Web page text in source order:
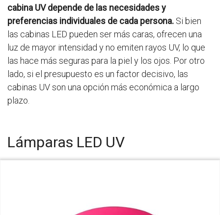
cabina UV depende de las necesidades y
preferencias individuales de cada persona. Si bien
las cabinas LED pueden ser más caras, ofrecen una
luz de mayor intensidad y no emiten rayos UV, lo que
las hace más seguras para la piel y los ojos. Por otro
lado, si el presupuesto es un factor decisivo, las
cabinas UV son una opción más económica a largo
plazo.
Lámparas LED UV